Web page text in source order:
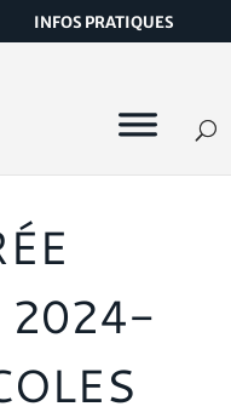
INFOS PRATIQUES
2024-